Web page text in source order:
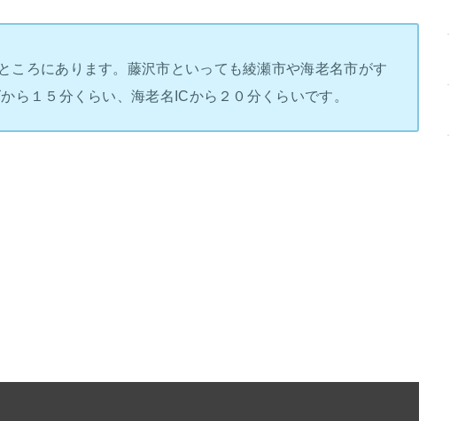
ころにあります。藤沢市といっても綾瀬市や海老名市がす
ら１５分くらい、海老名ICから２０分くらいです。